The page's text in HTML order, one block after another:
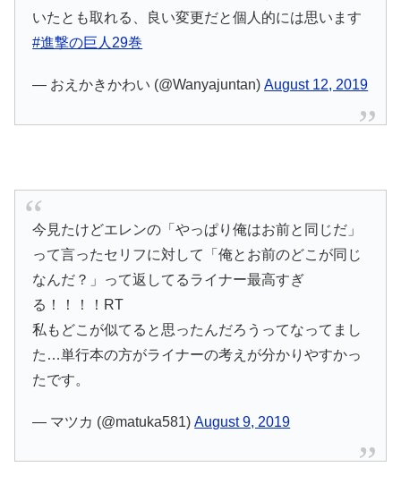
いたとも取れる、良い変更だと個人的には思います
#進撃の巨人29巻
— おえかきかわい (@Wanyajuntan)August 12, 2019
今見たけどエレンの「やっぱり俺はお前と同じだ」
って言ったセリフに対して「俺とお前のどこが同じ
なんだ？」って返してるライナー最高すぎ
る！！！！RT
私もどこが似てると思ったんだろうってなってまし
た…単行本の方がライナーの考えが分かりやすかっ
たです。
— マツカ (@matuka581)August 9, 2019